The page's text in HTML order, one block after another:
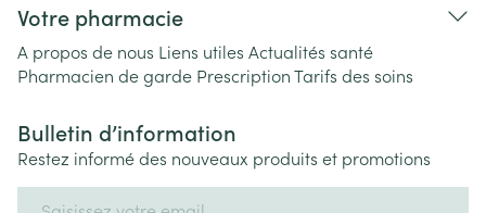
Votre pharmacie
A propos de nous Liens utiles Actualités santé
Pharmacien de garde PrescriptionTarifs des soins
Bulletin d’information
Restez informé des nouveaux produits et promotions